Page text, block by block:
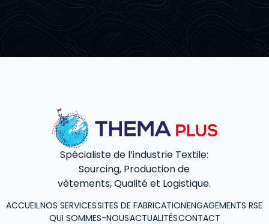
Spécialiste de l’industrie Textile:
Sourcing, Production de
vêtements, Qualité et Logistique.
ACCUEILNOS SERVICESSITES DE FABRICATIONENGAGEMENTS RSE
QUI SOMMES-NOUSACTUALITÉSCONTACT